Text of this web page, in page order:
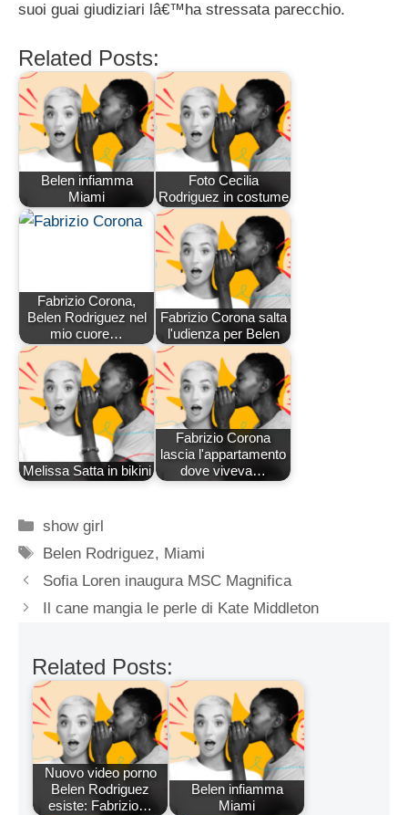
suoi guai giudiziari lâ€™ha stressata parecchio.
Related Posts:
Belen infiamma
Miami
Foto Cecilia
Rodriguez in costume
Fabrizio Corona,
Belen Rodriguez nel
mio cuore…
Fabrizio Corona salta
l'udienza per Belen
Melissa Satta in bikini
Fabrizio Corona
lascia l'appartamento
dove viveva…
Categorie
show girl
Tag
Belen Rodriguez, Miami
Sofia Loren inaugura MSC Magnifica
Il cane mangia le perle di Kate Middleton
Related Posts:
Nuovo video porno
Belen Rodriguez
esiste: Fabrizio…
Belen infiamma
Miami